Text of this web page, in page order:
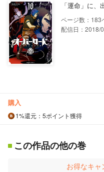
「運命」に、
183
配信日：2018/
購入
1%還元 ：5ポイント獲得
この作品の他の巻
お得なキャ